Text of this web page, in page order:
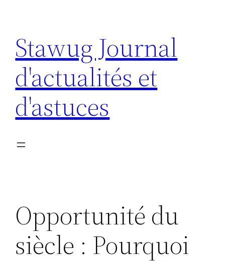
contenu
Stawug Journal
d'actualités et
d'astuces
Opportunité du
siècle : Pourquoi